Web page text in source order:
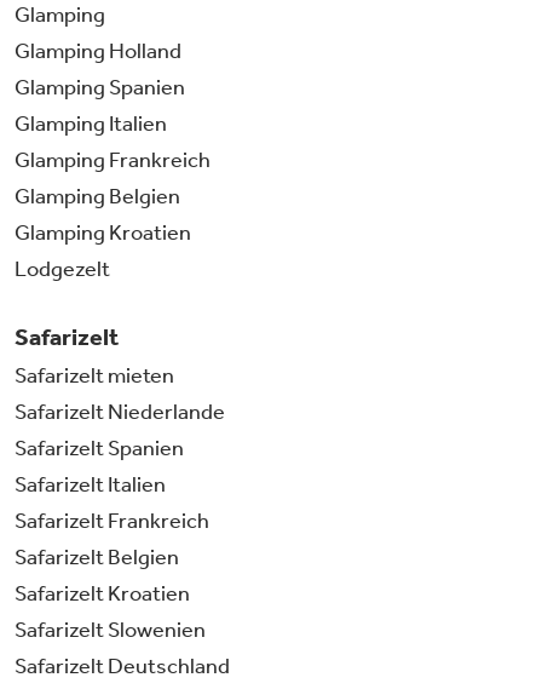
Glamping
Glamping Holland
Glamping Spanien
Glamping Italien
Glamping Frankreich
Glamping Belgien
Glamping Kroatien
Lodgezelt
Safarizelt
Safarizelt mieten
Safarizelt Niederlande
Safarizelt Spanien
Safarizelt Italien
Safarizelt Frankreich
Safarizelt Belgien
Safarizelt Kroatien
Safarizelt Slowenien
Safarizelt Deutschland